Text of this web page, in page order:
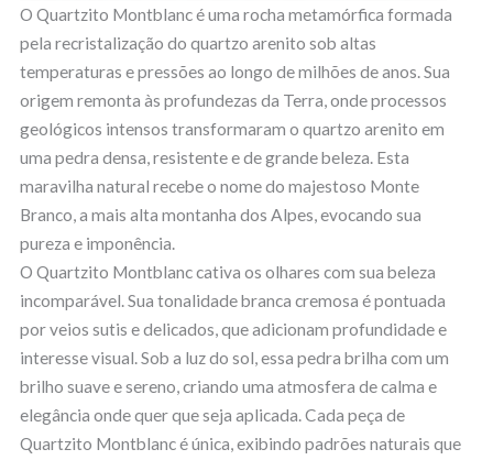
O Quartzito Montblanc é uma rocha metamórfica formada
pela recristalização do quartzo arenito sob altas
temperaturas e pressões ao longo de milhões de anos. Sua
origem remonta às profundezas da Terra, onde processos
geológicos intensos transformaram o quartzo arenito em
uma pedra densa, resistente e de grande beleza. Esta
maravilha natural recebe o nome do majestoso Monte
Branco, a mais alta montanha dos Alpes, evocando sua
pureza e imponência.
O Quartzito Montblanc cativa os olhares com sua beleza
incomparável. Sua tonalidade branca cremosa é pontuada
por veios sutis e delicados, que adicionam profundidade e
interesse visual. Sob a luz do sol, essa pedra brilha com um
brilho suave e sereno, criando uma atmosfera de calma e
elegância onde quer que seja aplicada. Cada peça de
Quartzito Montblanc é única, exibindo padrões naturais que